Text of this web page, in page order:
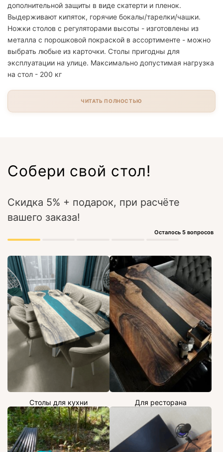
дополнительной защиты в виде скатерти и пленок.
Выдерживают кипяток, горячие бокалы/тарелки/чашки.
Ножки столов с регуляторами высоты - изготовлены из
металла с порошковой покраской в ассортименте - можно
выбрать любые из карточки. Столы пригодны для
эксплуатации на улице. Максимально допустимая нагрузка
на стол - 200 кг
ЧИТАТЬ ПОЛНОСТЬЮ
Собери свой стол!
Скидка 5% + подарок, при расчёте
вашего заказа!
Осталось 5 вопросов
Столы для кухни Для ресторана